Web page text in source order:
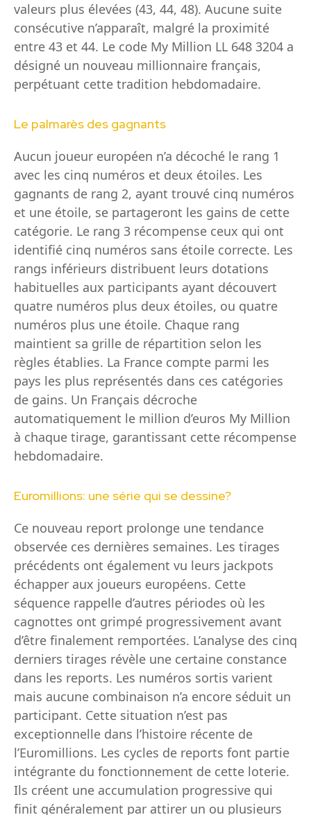
valeurs plus élevées (43, 44, 48). Aucune suite
consécutive n’apparaît, malgré la proximité
entre 43 et 44. Le code My Million LL 648 3204 a
désigné un nouveau millionnaire français,
perpétuant cette tradition hebdomadaire.
Le palmarès des gagnants
Aucun joueur européen n’a décoché le rang 1
avec les cinq numéros et deux étoiles. Les
gagnants de rang 2, ayant trouvé cinq numéros
et une étoile, se partageront les gains de cette
catégorie. Le rang 3 récompense ceux qui ont
identifié cinq numéros sans étoile correcte. Les
rangs inférieurs distribuent leurs dotations
habituelles aux participants ayant découvert
quatre numéros plus deux étoiles, ou quatre
numéros plus une étoile. Chaque rang
maintient sa grille de répartition selon les
règles établies. La France compte parmi les
pays les plus représentés dans ces catégories
de gains. Un Français décroche
automatiquement le million d’euros My Million
à chaque tirage, garantissant cette récompense
hebdomadaire.
Euromillions: une série qui se dessine?
Ce nouveau report prolonge une tendance
observée ces dernières semaines. Les tirages
précédents ont également vu leurs jackpots
échapper aux joueurs européens. Cette
séquence rappelle d’autres périodes où les
cagnottes ont grimpé progressivement avant
d’être finalement remportées. L’analyse des cinq
derniers tirages révèle une certaine constance
dans les reports. Les numéros sortis varient
mais aucune combinaison n’a encore séduit un
participant. Cette situation n’est pas
exceptionnelle dans l’histoire récente de
l’Euromillions. Les cycles de reports font partie
intégrante du fonctionnement de cette loterie.
Ils créent une accumulation progressive qui
finit généralement par attirer un ou plusieurs